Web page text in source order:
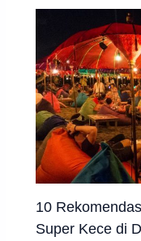
10
Super Kece di